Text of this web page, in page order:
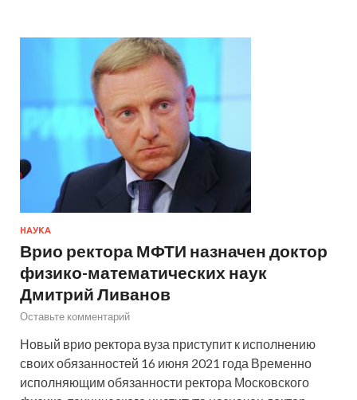
НАУКА
Врио ректора МФТИ назначен доктор
физико-математических наук
Дмитрий Ливанов
Оставьте комментарий
Новый врио ректора вуза приступит к исполнению
своих обязанностей 16 июня 2021 года Временно
исполняющим обязанности ректора Московского